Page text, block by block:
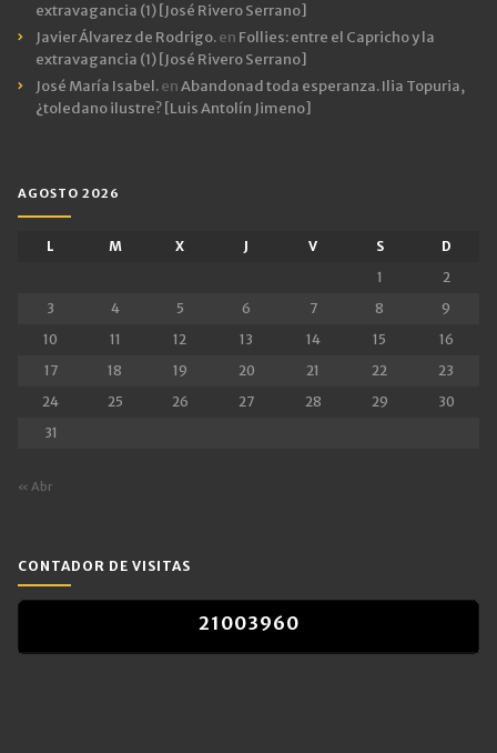
extravagancia (1) [José Rivero Serrano]
Javier Álvarez de Rodrigo.en Follies: entre el Capricho y la
extravagancia (1) [José Rivero Serrano]
José María Isabel.enAbandonad toda esperanza. Ilia Topuria,
¿toledano ilustre? [Luis Antolín Jimeno]
AGOSTO 2026
L M X J V S
D
1
2
3
4 5 6 7 8
9
10
11 12 13 14 15
16
17
18 19 20 21 22
23
24
25 26 27 28 29
30
31
« Abr
CONTADOR DE VISITAS
21 003960